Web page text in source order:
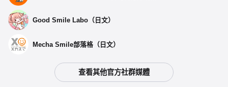
Good Smile Labo（日文）
Mecha Smile部落格（日文）
查看其他官方社群媒體